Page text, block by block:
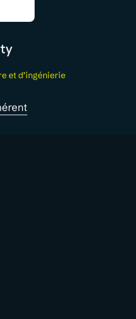
et d’ingénierie